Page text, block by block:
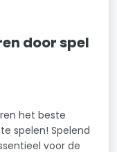
door spel
het beste
spelen! Spelend
voor de